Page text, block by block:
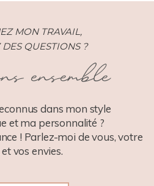
MON TRAVAIL,
DES QUESTIONS ?
ensemble
dans mon style
et ma personnalité ?
! Parlez-moi de vous, votre
vos envies.